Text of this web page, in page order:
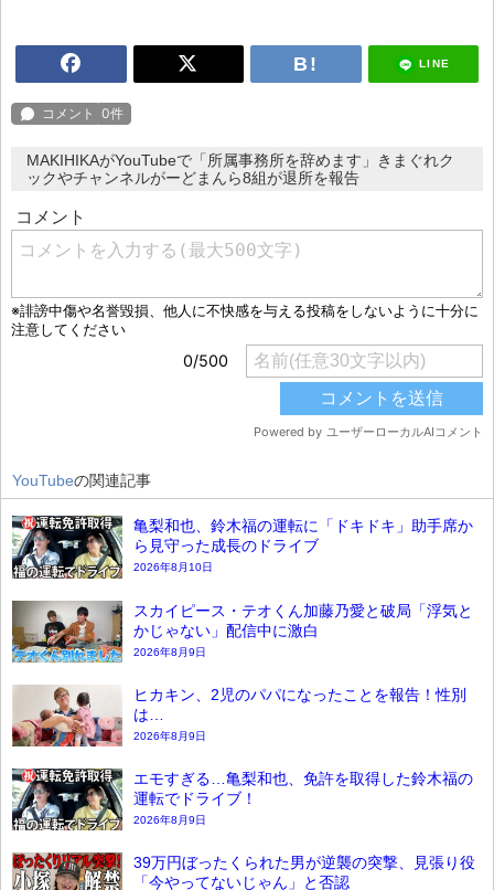
LINE
MAKIHIKAがYouTubeで「所属事務所を辞めます」きまぐれク
ックやチャンネルがーどまんら8組が退所を報告
YouTubeの関連記事
亀梨和也、鈴木福の運転に「ドキドキ」助手席か
ら見守った成長のドライブ
2026年8月10日
スカイピース・テオくん加藤乃愛と破局「浮気と
かじゃない」配信中に激白
2026年8月9日
ヒカキン、2児のパパになったことを報告！性別
は…
2026年8月9日
エモすぎる…亀梨和也、免許を取得した鈴木福の
運転でドライブ！
2026年8月9日
39万円ぼったくられた男が逆襲の突撃、見張り役
「今やってないじゃん」と否認